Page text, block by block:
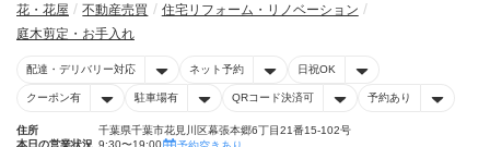
花・花屋 不動産売買
住宅リフォーム・リノベーション
庭木剪定・お手入れ
配達・デリバリー対応 ネット予約 日祝OK
クーポン有 駐車場有 QRコード決済可 予約あり
住所
千葉県千葉市花見川区幕張本郷6丁目21番15-102号
本日の営業状況 9:30〜19:00